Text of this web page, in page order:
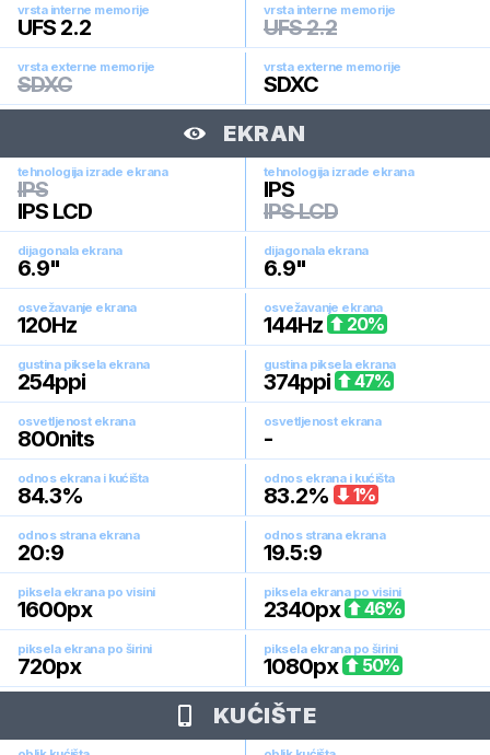
vrsta interne memorije
UFS 2.2
vrsta interne memorije
UFS 2.2
vrsta externe memorije
SDXC
vrsta externe memorije
SDXC
EKRAN
tehnologija izrade ekrana
IPS
IPS LCD
tehnologija izrade ekrana
IPS
IPS LCD
dijagonala ekrana
6.9"
dijagonala ekrana
6.9"
osvežavanje ekrana
120Hz
osvežavanje ekrana
144Hz 20%
gustina piksela ekrana
254ppi
gustina piksela ekrana
374ppi 47%
osvetljenost ekrana
800nits
osvetljenost ekrana
-
odnos ekrana i kućišta
84.3%
odnos ekrana i kućišta
83.2% 1%
odnos strana ekrana
20:9
odnos strana ekrana
19.5:9
piksela ekrana po visini
1600px
piksela ekrana po visini
2340px 46%
piksela ekrana po širini
720px
piksela ekrana po širini
1080px 50%
KUĆIŠTE